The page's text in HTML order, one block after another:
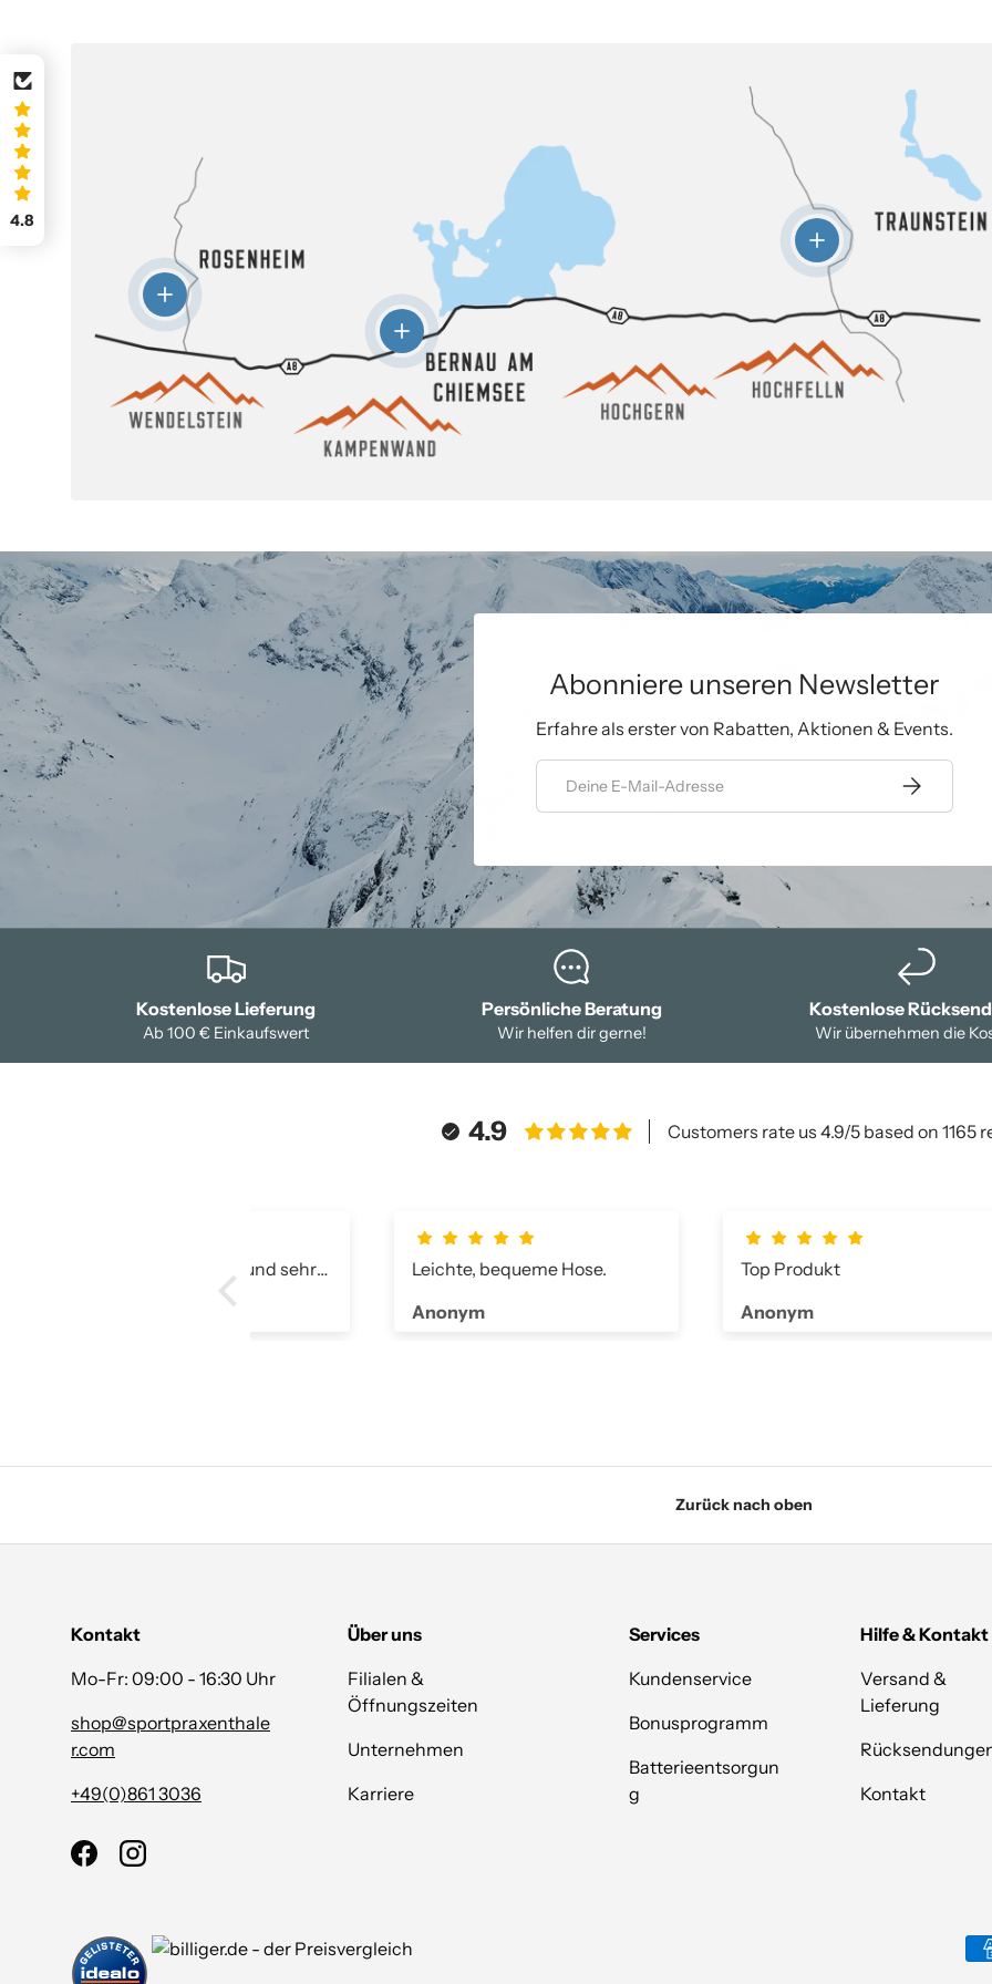
Einzelheiten anzeigen -
Intersport Praxenthaler
Äußere Münchener Str. 100, RosenheimEinzelheiten anzeigen -
Mountainstore
Theodor-Sanne-Str. 6, Bernau am Chiemsee
Einzelheiten anzeigen -
Sport Praxenthaler
Maximilianstr. 2 & 9,
Abonniere unseren Newsletter
Erfahre als erster von Rabatten, Aktionen & Events.
Abonnieren
Kostenlose Lieferung
Ab 100 € Einkaufswert
Persönliche Beratung
Wir helfen dir gerne!
Kostenlose
Wir übernehmen die
4.9 Customers rate us 4.9/5 based on 1165
Leichte, bequeme Hose.
Zurück nach oben
Kontakt
Mo-Fr: 09:00 - 16:30 Uhr
shop@sportpraxenthale
r.com
+49(0)861 3036
FacebookInstagram
Über uns
Filialen &
Öffnungszeiten
Unternehmen
Karriere
Services
Kundenservice
Bonusprogramm
Batterieentsorgun
g
Hilfe & Kontakt
Versand &
Lieferung
Kontakt
4.8